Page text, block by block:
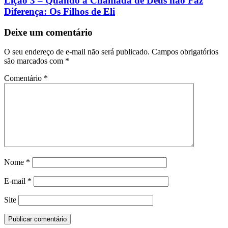
Diferença: Os Filhos de Eli
Deixe um comentário
O seu endereço de e-mail não será publicado. Campos obrigatórios
são marcados com *
Comentário *
Nome *
E-mail *
Site